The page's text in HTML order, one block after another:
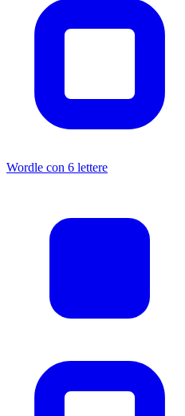
Wordle con 6 lettere